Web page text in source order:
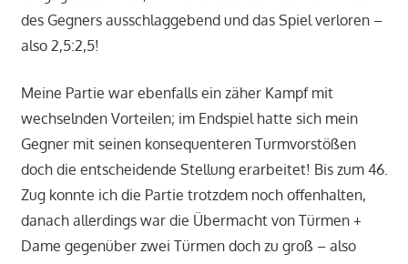
des Gegners ausschlaggebend und das Spiel verloren –
also 2,5:2,5!
Meine Partie war ebenfalls ein zäher Kampf mit
wechselnden Vorteilen; im Endspiel hatte sich mein
Gegner mit seinen konsequenteren Turmvorstößen
doch die entscheidende Stellung erarbeitet! Bis zum 46.
Zug konnte ich die Partie trotzdem noch offenhalten,
danach allerdings war die Übermacht von Türmen +
Dame gegenüber zwei Türmen doch zu groß – also